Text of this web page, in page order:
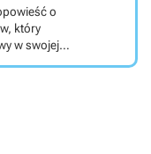
o
który
w swojej
komedią
serialu
detektyw
Wydaje się